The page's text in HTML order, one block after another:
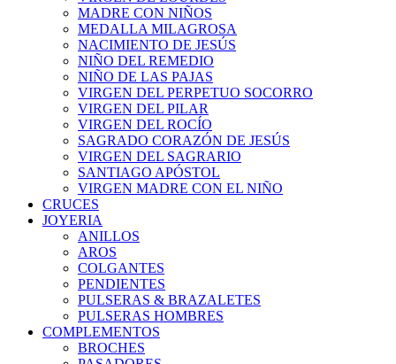
MADRE CON NIÑOS
MEDALLA MILAGROSA
NACIMIENTO DE JESÚS
NIÑO DEL REMEDIO
NIÑO DE LAS PAJAS
VIRGEN DEL PERPETUO SOCORRO
VIRGEN DEL PILAR
VIRGEN DEL ROCÍO
SAGRADO CORAZÓN DE JESÚS
VIRGEN DEL SAGRARIO
SANTIAGO APÓSTOL
VIRGEN MADRE CON EL NIÑO
CRUCES
JOYERIA
ANILLOS
AROS
COLGANTES
PENDIENTES
PULSERAS & BRAZALETES
PULSERAS HOMBRES
COMPLEMENTOS
BROCHES